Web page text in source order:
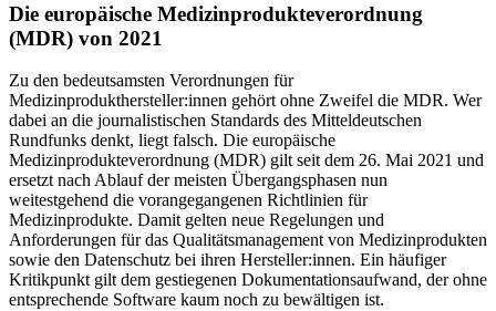
Die europäische Medizinprodukte­verordnung
(MDR) von 2021
Zu den bedeutsamsten Verordnungen für
Medizinprodukthersteller:innen gehört ohne Zweifel die MDR. Wer
dabei an die journalistischen Standards des Mitteldeutschen
Rundfunks denkt, liegt falsch. Die europäische
Medizinprodukteverordnung (MDR) gilt seit dem 26. Mai 2021 und
ersetzt nach Ablauf der meisten Übergangsphasen nun
weitestgehend die vorangegangenen Richtlinien für
Medizinprodukte. Damit gelten neue Regelungen und
Anforderungen für das Qualitätsmanagement von Medizinprodukten
sowie den Datenschutz bei ihren Hersteller:innen. Ein häufiger
Kritikpunkt gilt dem gestiegenen Dokumentationsaufwand, der ohne
entsprechende Software kaum noch zu bewältigen ist.